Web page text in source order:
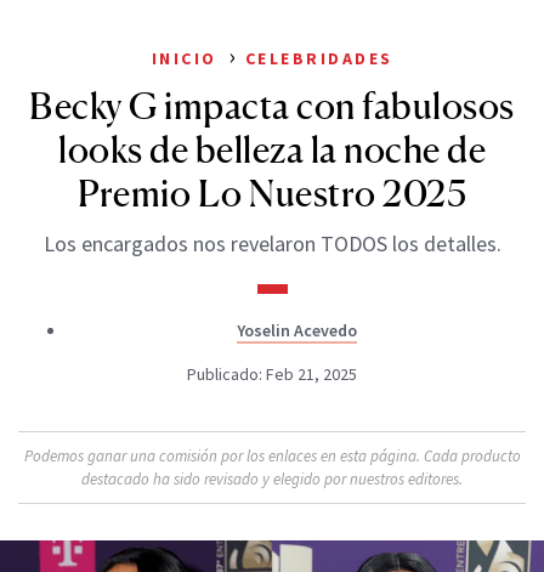
INICIO › CELEBRIDADES
Becky G impacta con fabulosos
looks de belleza la noche de
Premio Lo Nuestro 2025
Los encargados nos revelaron TODOS los detalles.
Yoselin Acevedo
Publicado: Feb 21, 2025
Podemos ganar una comisión por los enlaces en esta página. Cada producto
destacado ha sido revisado y elegido por nuestros editores.